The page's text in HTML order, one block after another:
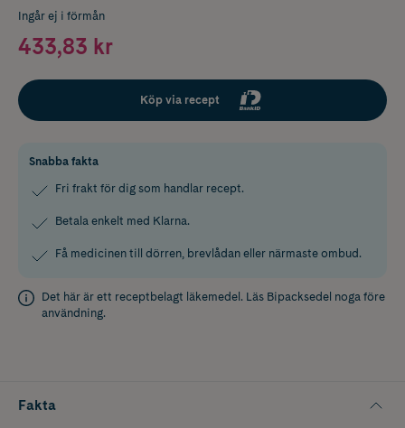
Ingår ej i förmån
433,83 kr
Köp via recept
Snabba fakta
Fri frakt för dig som handlar recept.
Betala enkelt med Klarna.
Få medicinen till dörren, brevlådan eller närmaste ombud.
Det här är ett receptbelagt läkemedel. Läs Bipacksedel noga före
användning.
Fakta